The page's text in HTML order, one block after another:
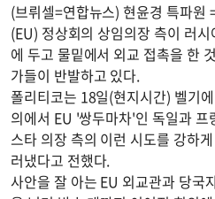
(브뤼셀=연합뉴스) 현윤경 특파원
(EU) 정상회의 상임의장 측이 러
에 두고 물밑에서 외교 접촉을 한
가들이 반발하고 있다.
폴리티코는 18일(현지시간) 벨기
의에서 EU '쌍두마차'인 독일과
스타 의장 측의 이런 시도를 강하
러냈다고 전했다.
사안을 잘 아는 EU 외교관과 당국